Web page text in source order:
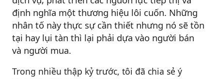
định nghĩa một thương hiệu lôi cuốn. Những
nhân tố này thực sự cần thiết nhưng nó sẽ tồn
tại hay lụi tàn thì lại phải dựa vào người bán
và người mua.
Trong nhiều thập kỷ trước, tôi đã chia sẻ ý